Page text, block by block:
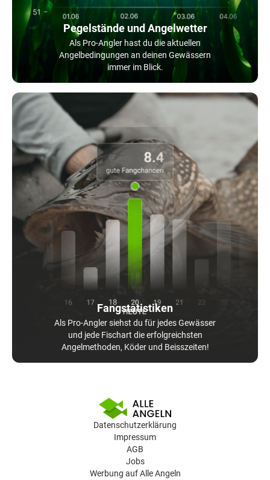
Pegelstände und Angelwetter
Als Pro-Angler hast du die aktuellen
Angelbedingungen an deinen Gewässern
immer im Blick.
Fangstatistiken
Als Pro-Angler siehst du für jedes Gewässer
und jede Fischart die erfolgreichsten
Angelmethoden, Köder und Beisszeiten!
Datenschutzerklärung
Impressum
AGB
Jobs
Werbung auf Alle Angeln